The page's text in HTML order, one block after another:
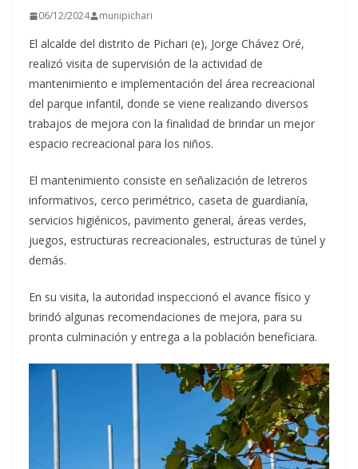
06/12/2024 munipichari
El alcalde del distrito de Pichari (e), Jorge Chávez Oré,
realizó visita de supervisión de la actividad de
mantenimiento e implementación del área recreacional
del parque infantil, donde se viene realizando diversos
trabajos de mejora con la finalidad de brindar un mejor
espacio recreacional para los niños.
El mantenimiento consiste en señalización de letreros
informativos, cerco perimétrico, caseta de guardianía,
servicios higiénicos, pavimento general, áreas verdes,
juegos, estructuras recreacionales, estructuras de túnel y
demás.
En su visita, la autoridad inspeccionó el avance físico y
brindó algunas recomendaciones de mejora, para su
pronta culminación y entrega a la población beneficiara.